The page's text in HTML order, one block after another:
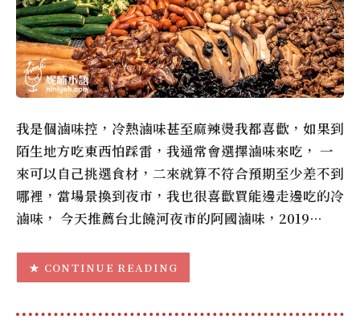
我是個滷味控，冷熱滷味甚至麻辣燙我都喜歡，如果到
陌生地方吃東西怕踩雷，我通常會選擇滷味來吃， 一
來可以自己挑選食材，二來就算不符合預期至少差不到
哪裡，當場景換到夜市，我也很喜歡買能邊走邊吃的冷
滷味， 今天推薦台北饒河夜市的阿國滷味，2019…
CONTINUE READING